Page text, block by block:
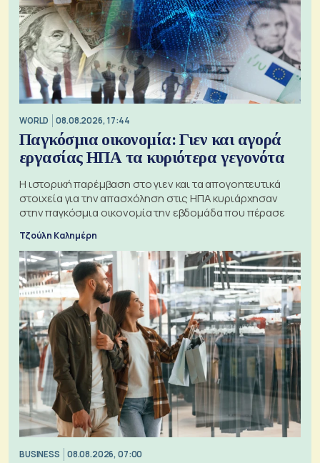
WORLD 08.08.2026, 17:44
Παγκόσμια οικονομία: Γιεν και αγορά
εργασίας ΗΠΑ τα κυριότερα γεγονότα
Η ιστορική παρέμβαση στο γιεν και τα απογοητευτικά
στοιχεία για την απασχόληση στις ΗΠΑ κυριάρχησαν
στην παγκόσμια οικονομία την εβδομάδα που πέρασε
Τζούλη Καλημέρη
BUSINESS 08.08.2026, 07:00